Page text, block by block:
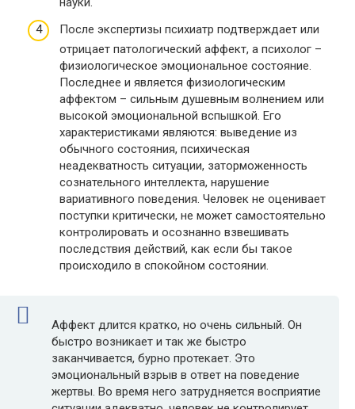
После экспертизы психиатр подтверждает или
отрицает патологический аффект, а психолог –
физиологическое эмоциональное состояние.
Последнее и является физиологическим
аффектом – сильным душевным волнением или
высокой эмоциональной вспышкой. Его
характеристиками являются: выведение из
обычного состояния, психическая
неадекватность ситуации, заторможенность
сознательного интеллекта, нарушение
вариативного поведения. Человек не оценивает
поступки критически, не может самостоятельно
контролировать и осознанно взвешивать
последствия действий, как если бы такое
происходило в спокойном состоянии.
Аффект длится кратко, но очень сильный. Он
быстро возникает и так же быстро
заканчивается, бурно протекает. Это
эмоциональный взрыв в ответ на поведение
жертвы. Во время него затрудняется восприятие